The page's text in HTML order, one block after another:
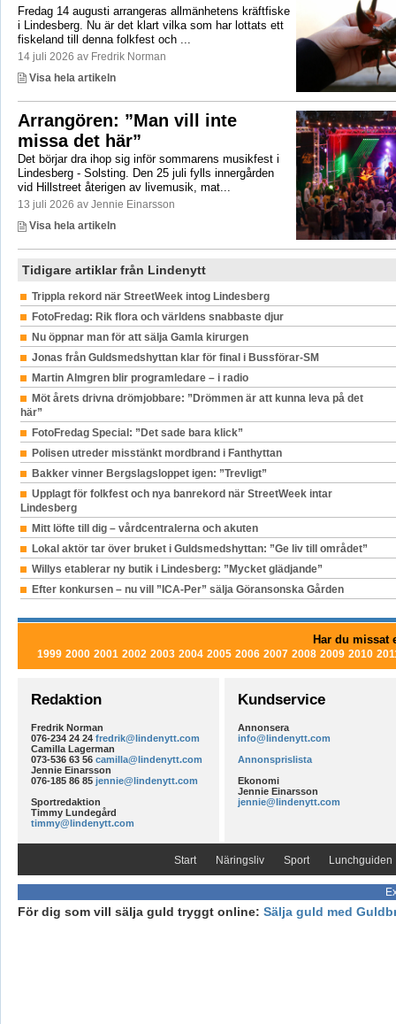
Fredag 14 augusti arrangeras allmänhetens kräftfiske
i Lindesberg. Nu är det klart vilka som har lottats ett
fiskeland till denna folkfest och ...
14 juli 2026 av Fredrik Norman
Visa hela artikeln
Arrangören: ”Man vill inte
missa det här”
Det börjar dra ihop sig inför sommarens musikfest i
Lindesberg - Solsting. Den 25 juli fylls innergården
vid Hillstreet återigen av livemusik, mat...
13 juli 2026 av Jennie Einarsson
Visa hela artikeln
Tidigare artiklar från Lindenytt
Trippla rekord när StreetWeek intog Lindesberg
FotoFredag: Rik flora och världens snabbaste djur
Nu öppnar man för att sälja Gamla kirurgen
Jonas från Guldsmedshyttan klar för final i Bussförar-SM
Martin Almgren blir programledare – i radio
Möt årets drivna drömjobbare: ”Drömmen är att kunna leva på det
här”
FotoFredag Special: ”Det sade bara klick”
Polisen utreder misstänkt mordbrand i Fanthyttan
Bakker vinner Bergslagsloppet igen: ”Trevligt”
Upplagt för folkfest och nya banrekord när StreetWeek intar
Lindesberg
Mitt löfte till dig – vårdcentralerna och akuten
Lokal aktör tar över bruket i Guldsmedshyttan: ”Ge liv till området”
Willys etablerar ny butik i Lindesberg: ”Mycket glädjande”
Efter konkursen – nu vill ”ICA-Per” sälja Göransonska Gården
Har du missat
1999 2000 2001 2002 2003 2004 2005 2006 2007 2008 2009 2010
Redaktion
Fredrik Norman
076-234 24 24 fredrik@lindenytt.com
Camilla Lagerman
073-536 63 56 camilla@lindenytt.com
Jennie Einarsson
076-185 86 85 jennie@lindenytt.com
Sportredaktion
Timmy Lundegård
timmy@lindenytt.com
Kundservice
Annonsera
info@lindenytt.com
Annonsprislista
Ekonomi
Jennie Einarsson
jennie@lindenytt.com
Start Näringsliv Sport Lunchguiden
För dig som vill sälja guld tryggt online: Sälja guld med